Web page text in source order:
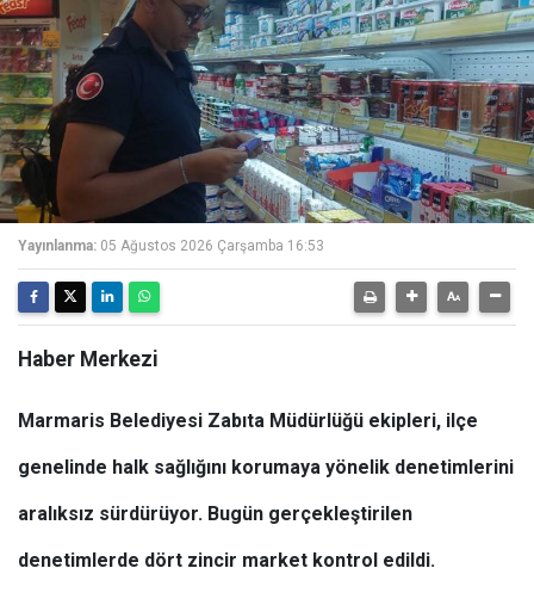
Yayınlanma: 05 Ağustos 2026 Çarşamba 16:53
Haber Merkezi
Marmaris Belediyesi Zabıta Müdürlüğü ekipleri, ilçe
genelinde halk sağlığını korumaya yönelik denetimlerini
aralıksız sürdürüyor. Bugün gerçekleştirilen
denetimlerde dört zincir market kontrol edildi.